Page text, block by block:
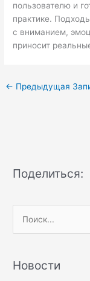
пользователю и
практике.
с вниманием,
приносит
← Предыдущая
Поделиться:
сНовости